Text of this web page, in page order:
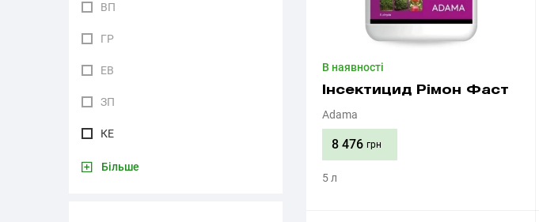
ВП
ГР
ЕВ
ЗП
КЕ
Більше
В наявності
Інсектицид Рімон Фаст
Adama
8 476 грн
5 л